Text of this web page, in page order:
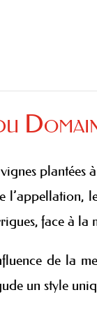
face à la
de la
un style